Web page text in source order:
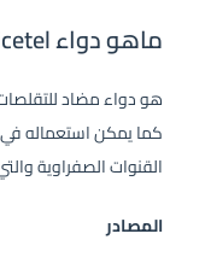
ماهو دواء dicetel؟
هو دواء مضاد
كما يمكن استعماله
القنوات الصفراوية
المصادر